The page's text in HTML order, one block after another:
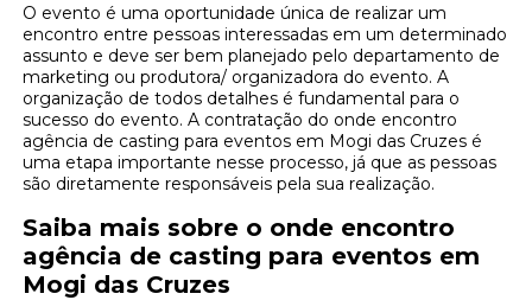
O evento é uma oportunidade única de realizar um
encontro entre pessoas interessadas em um determinado
assunto e deve ser bem planejado pelo departamento de
marketing ou produtora/ organizadora do evento. A
organização de todos detalhes é fundamental para o
sucesso do evento. A contratação do onde encontro
agência de casting para eventos em Mogi das Cruzes é
uma etapa importante nesse processo, já que as pessoas
são diretamente responsáveis pela sua realização.
Saiba mais sobre o onde encontro
agência de casting para eventos em
Mogi das Cruzes